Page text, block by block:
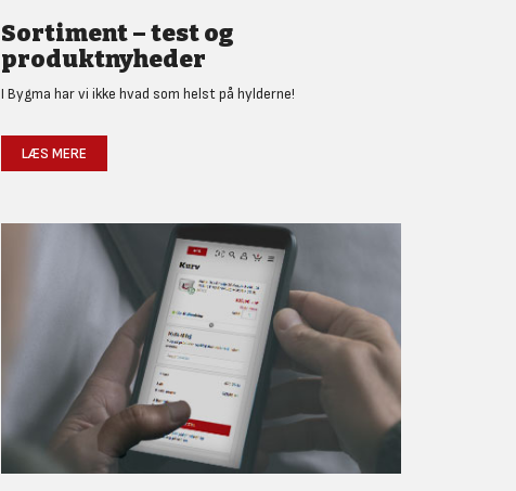
Sortiment – test og
produktnyheder
I Bygma har vi ikke hvad som helst på hylderne!
LÆS MERE